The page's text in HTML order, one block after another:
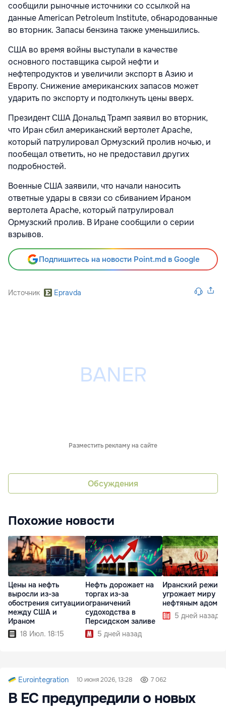
сообщили рыночные источники со ссылкой на
данные American Petroleum Institute, обнародованные
во вторник. Запасы бензина также уменьшились.
США во время войны выступали в качестве
основного поставщика сырой нефти и
нефтепродуктов и увеличили экспорт в Азию и
Европу. Снижение американских запасов может
ударить по экспорту и подтолкнуть цены вверх.
Президент США Дональд Трамп заявил во вторник,
что Иран сбил американский вертолет Apache,
который патрулировал Ормузский пролив ночью, и
пообещал ответить, но не предоставил других
подробностей.
Военные США заявили, что начали наносить
ответные удары в связи со сбиванием Ираном
вертолета Apache, который патрулировал
Ормузский пролив. В Иране сообщили о серии
взрывов.
Подпишитесь на новости Point.md в Google
Источник Epravda
Разместить рекламу на сайте
Обсуждения
Похожие новости
Цены на нефть
выросли из-за
обострения ситуации
между США и
Ираном
18 Июл. 18:15
Нефть дорожает на
торгах из-за
ограничений
судоходства в
Персидском заливе
5 дней назад
Иранский режим
угрожает миру
нефтяным адом
5 дней назад
Eurointegration 10 июня 2026, 13:28 7 062
В ЕС предупредили о новых